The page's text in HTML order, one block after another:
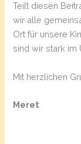
Teilt diesen
wir alle
Ort für unsere
sind wir stark im
Mit herzlichen
Meret